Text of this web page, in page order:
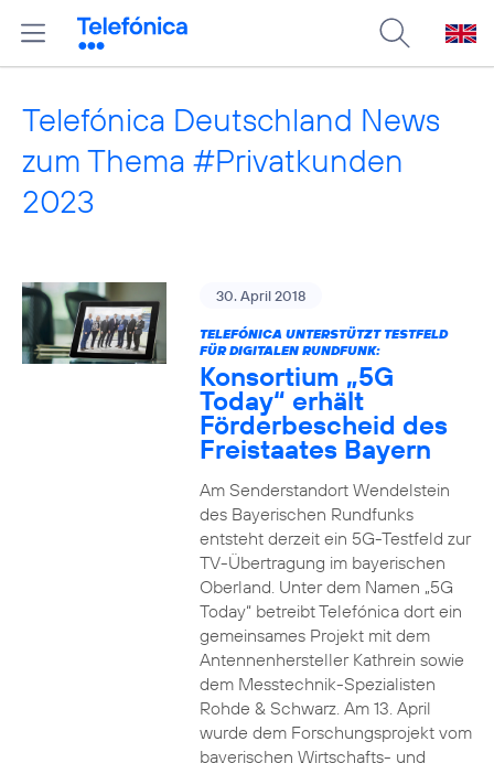
Telefónica Deutschland News
zum Thema #Privatkunden
2023
30. April 2018
TELEFÓNICA UNTERSTÜTZT TESTFELD
FÜR DIGITALEN RUNDFUNK:
Konsortium „5G
Today“ erhält
Förderbescheid des
Freistaates Bayern
Am Senderstandort Wendelstein
des Bayerischen Rundfunks
entsteht derzeit ein 5G-Testfeld zur
TV-Übertragung im bayerischen
Oberland. Unter dem Namen „5G
Today“ betreibt Telefónica dort ein
gemeinsames Projekt mit dem
Antennenhersteller Kathrein sowie
dem Messtechnik-Spezialisten
Rohde & Schwarz. Am 13. April
wurde dem Forschungsprojekt vom
bayerischen Wirtschafts- und